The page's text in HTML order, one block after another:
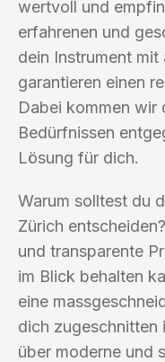
wertvoll und
erfahrenen und
dein Instrument
garantieren einen
Dabei kommen wir
Bedürfnissen
Lösung für dich.
Warum solltest du
Zürich
und transparente
im Blick behalten
eine
dich zugeschnitten
über moderne und